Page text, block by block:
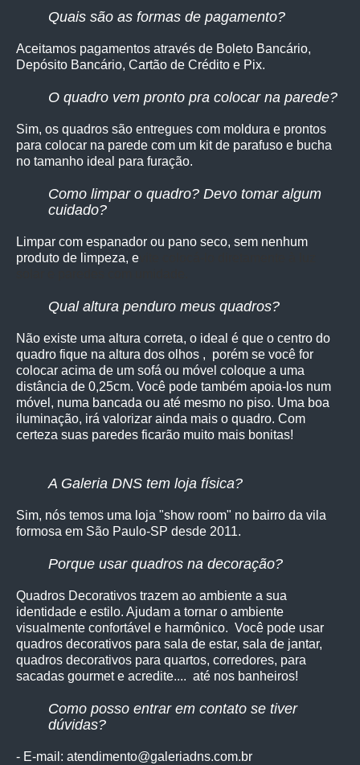
Quais são as formas de pagamento?
Aceitamos pagamentos através de Boleto Bancário,
Depósito Bancário, Cartão de Crédito e Pix.
O quadro vem pronto pra colocar na parede?
Sim, os quadros são entregues com moldura e prontos
para colocar na parede com um kit de parafuso e bucha
no tamanho ideal para furação.
Como limpar o quadro? Devo tomar algum
cuidado?
Limpar com espanador ou pano seco, sem nenhum
produto de limpeza, e
Qual altura penduro meus quadros?
Não existe uma altura correta, o ideal é que o centro do
quadro fique na altura dos olhos , porém se você for
colocar acima de um sofá ou móvel coloque a uma
distância de 0,25cm. Você pode também apoia-los num
móvel, numa bancada ou até mesmo no piso. Uma boa
iluminação, irá valorizar ainda mais o quadro. Com
certeza suas paredes ficarão muito mais bonitas!
A Galeria DNS tem loja física?
Sim, nós temos uma loja "show room" no bairro da vila
formosa em São Paulo-SP desde 2011.
Porque usar quadros na decoração?
Quadros Decorativos trazem ao ambiente a sua
identidade e estilo. Ajudam a tornar o ambiente
visualmente confortável e harmônico. Você pode usar
quadros decorativos para sala de estar, sala de jantar,
quadros decorativos para quartos, corredores, para
sacadas gourmet e acredite.... até nos banheiros!
Como posso entrar em contato se tiver
dúvidas?
- E-mail: atendimento@galeriadns.com.br